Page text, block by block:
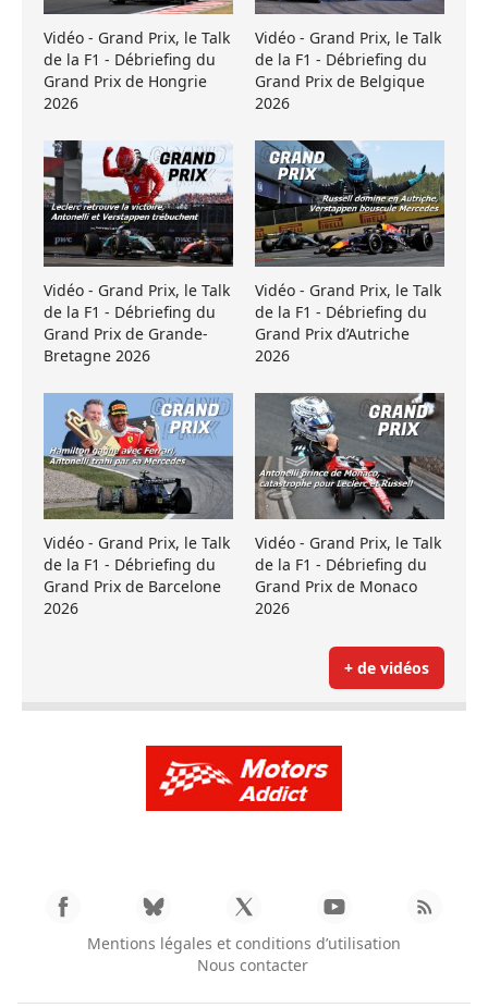
Vidéo - Grand Prix, le Talk
de la F1 - Débriefing du
Grand Prix de Hongrie
2026
Vidéo - Grand Prix, le Talk
de la F1 - Débriefing du
Grand Prix de Belgique
2026
Vidéo - Grand Prix, le Talk
de la F1 - Débriefing du
Grand Prix de Grande-
Bretagne 2026
Vidéo - Grand Prix, le Talk
de la F1 - Débriefing du
Grand Prix d’Autriche
2026
Vidéo - Grand Prix, le Talk
de la F1 - Débriefing du
Grand Prix de Barcelone
2026
Vidéo - Grand Prix, le Talk
de la F1 - Débriefing du
Grand Prix de Monaco
2026
+ de vidéos
Mentions légales et conditions d’utilisation
Nous contacter